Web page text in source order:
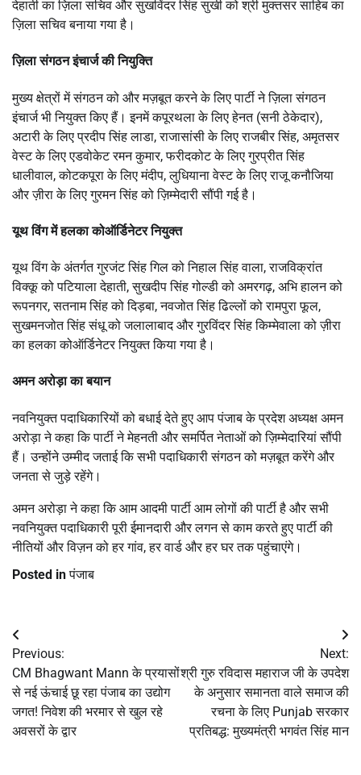
देहाती का ज़िला सचिव और सुखविंदर सिंह सुखी को श्री मुक्तसर साहिब का
ज़िला सचिव बनाया गया है।
ज़िला संगठन इंचार्ज की नियुक्ति
मुख्य क्षेत्रों में संगठन को और मज़बूत करने के लिए पार्टी ने ज़िला संगठन
इंचार्ज भी नियुक्त किए हैं। इनमें कपूरथला के लिए हेनत (सनी ठेकेदार),
अटारी के लिए प्रदीप सिंह लाडा, राजासांसी के लिए राजबीर सिंह, अमृतसर
वेस्ट के लिए एडवोकेट रमन कुमार, फरीदकोट के लिए गुरप्रीत सिंह
धालीवाल, कोटकपूरा के लिए मंदीप, लुधियाना वेस्ट के लिए राजू कनौजिया
और ज़ीरा के लिए गुरमन सिंह को ज़िम्मेदारी सौंपी गई है।
यूथ विंग में हलका कोऑर्डिनेटर नियुक्त
यूथ विंग के अंतर्गत गुरजंट सिंह गिल को निहाल सिंह वाला, राजविक्रांत
विक्कू को पटियाला देहाती, सुखदीप सिंह गोल्डी को अमरगढ़, अभि हालन को
रूपनगर, सतनाम सिंह को दिड़बा, नवजोत सिंह ढिल्लों को रामपुरा फूल,
सुखमनजोत सिंह संधू को जलालाबाद और गुरविंदर सिंह किम्मेवाला को ज़ीरा
का हलका कोऑर्डिनेटर नियुक्त किया गया है।
अमन अरोड़ा का बयान
नवनियुक्त पदाधिकारियों को बधाई देते हुए आप पंजाब के प्रदेश अध्यक्ष अमन
अरोड़ा ने कहा कि पार्टी ने मेहनती और समर्पित नेताओं को ज़िम्मेदारियां सौंपी
हैं। उन्होंने उम्मीद जताई कि सभी पदाधिकारी संगठन को मज़बूत करेंगे और
जनता से जुड़े रहेंगे।
अमन अरोड़ा ने कहा कि आम आदमी पार्टी आम लोगों की पार्टी है और सभी
नवनियुक्त पदाधिकारी पूरी ईमानदारी और लगन से काम करते हुए पार्टी की
नीतियों और विज़न को हर गांव, हर वार्ड और हर घर तक पहुंचाएंगे।
Posted inपंजाब
Post
navigation
Previous:
CM Bhagwant Mann के प्रयासों
से नई ऊंचाई छू रहा पंजाब का उद्योग
जगत! निवेश की भरमार से खुल रहे
अवसरों के द्वार
Next:
श्री गुरु रविदास महाराज जी के उपदेश
के अनुसार समानता वाले समाज की
रचना के लिए Punjab सरकार
प्रतिबद्ध: मुख्यमंत्री भगवंत सिंह मान